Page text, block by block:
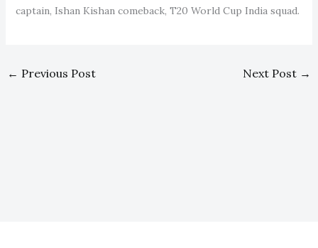
captain, Ishan Kishan comeback, T20 World Cup India squad.
← Previous Post Next Post →